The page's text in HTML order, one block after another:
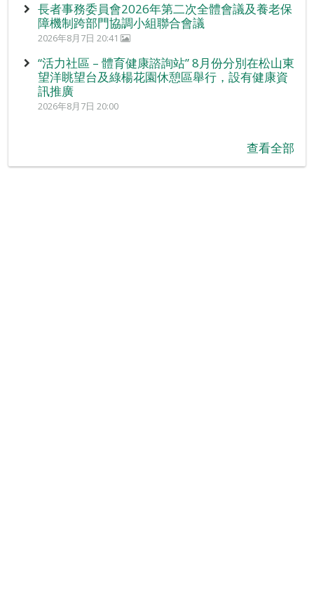
長者事務委員會2026年第二次全體會議及養老保
障機制跨部門協調小組聯合會議
2026年8月7日 20:41
“活力社區 – 體育健康諮詢站” 8月份分別在松山東
望洋眺望台及綠楊花園休憩區舉行，設有健康資
訊推廣
2026年8月7日 20:00
查看全部